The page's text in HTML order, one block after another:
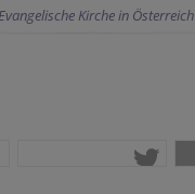
Kirche in Österreich